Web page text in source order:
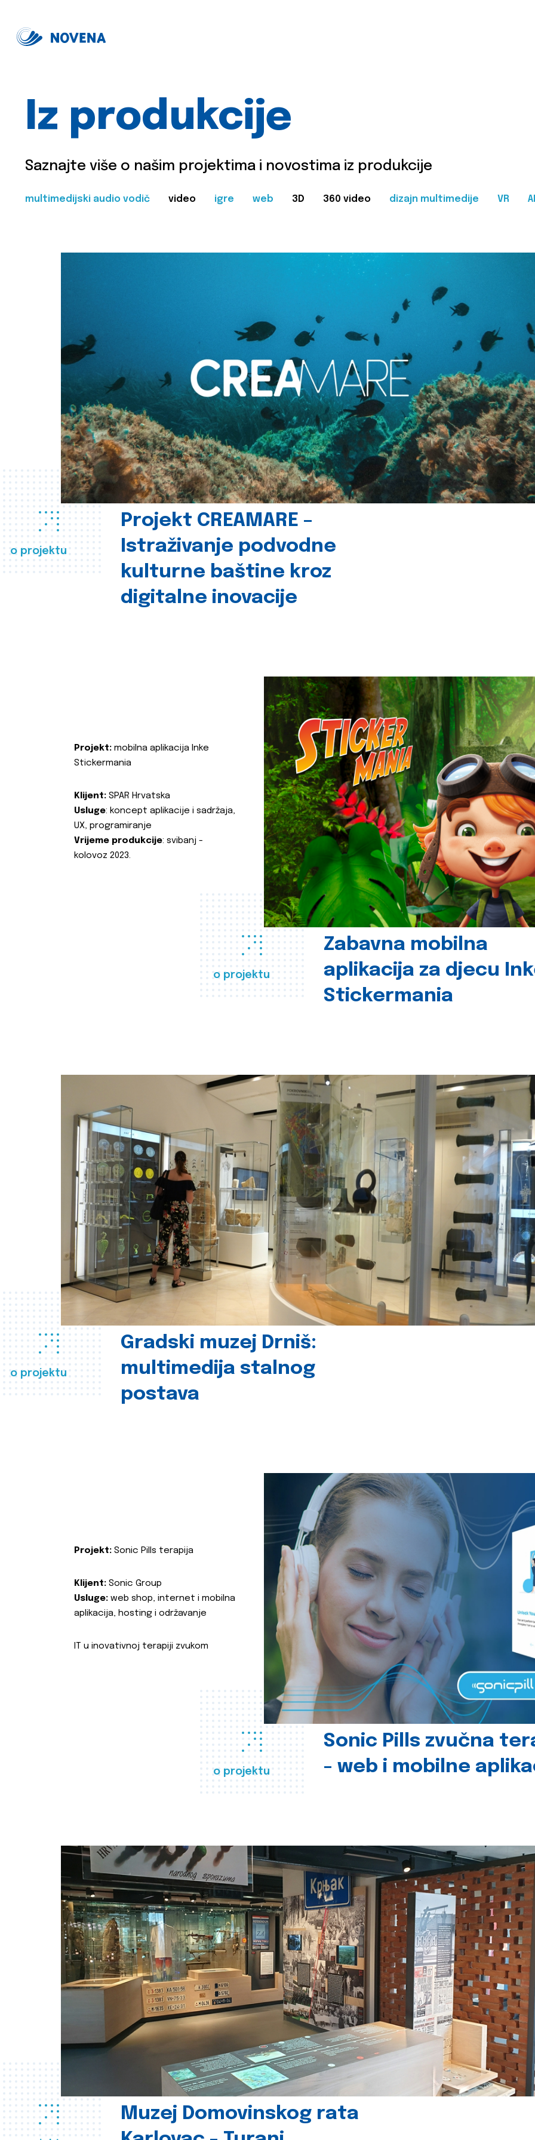
Iz produkcije
Saznajte više o našim projektima i novostima iz produkcije
multimedijski audio vodič video igre web 3D 360 video dizajn multimedije VR
o projektu
Projekt CREAMARE –
Istraživanje podvodne
kulturne baštine kroz
digitalne inovacije
o projektu
Zabavna mobilna
aplikacija za djecu
Stickermania
Projekt: mobilna aplikacija Inke
Stickermania
Klijent: SPAR Hrvatska
Usluge: koncept aplikacije i sadržaja,
UX, programiranje
Vrijeme produkcije: svibanj -
kolovoz 2023.
o projektu
Gradski muzej Drniš:
multimedija stalnog
postava
o projektu
Sonic Pills zvučna
- web i mobilne
Projekt: Sonic Pills terapija
Klijent: Sonic Group
Usluge: web shop, internet i mobilna
aplikacija, hosting i održavanje
IT u inovativnoj terapiji zvukom
Muzej Domovinskog rata